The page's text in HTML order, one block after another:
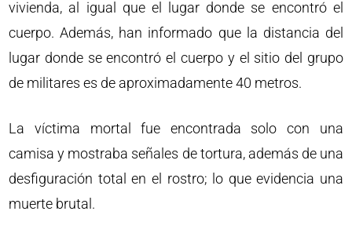
vivienda, al igual que el lugar donde se encontró el
cuerpo. Además, han informado que la distancia del
lugar donde se encontró el cuerpo y el sitio del grupo
de militares es de aproximadamente 40 metros.
La víctima mortal fue encontrada solo con una
camisa y mostraba señales de tortura, además de una
desfiguración total en el rostro; lo que evidencia una
muerte brutal.